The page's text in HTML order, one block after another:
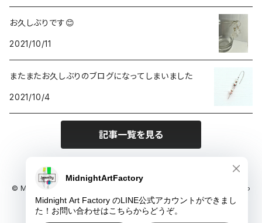
お久しぶりです😊
2021/10/11
またまたお久しぶりのブログになってしまいました
2021/10/4
記事一覧を見る
© Midnight Art Factory 1枚でインテリアに馴染むアートと、ちょっと尖っ
たアクセサリーのお店
Powered by